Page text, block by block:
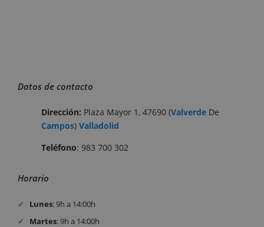
Datos de contacto
Dirección: Plaza Mayor 1, 47690 (Valverde De
Campos) Valladolid
Teléfono: 983 700 302
Horario
Lunes: 9h a 14:00h
Martes: 9h a 14:00h